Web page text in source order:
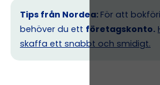
Tips från Nordea: För att
behöver du ett företagskonto.
skaffa ett snabbt och smidigt.